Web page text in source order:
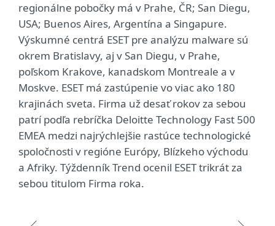
regionálne pobočky má v Prahe, ČR; San Diegu,
USA; Buenos Aires, Argentína a Singapure.
Výskumné centrá ESET pre analýzu malware sú
okrem Bratislavy, aj v San Diegu, v Prahe,
poľskom Krakove, kanadskom Montreale a v
Moskve. ESET má zastúpenie vo viac ako 180
krajinách sveta. Firma už desať rokov za sebou
patrí podľa rebríčka Deloitte Technology Fast 500
EMEA medzi najrýchlejšie rastúce technologické
spoločnosti v regióne Európy, Blízkeho východu
a Afriky. Týždenník Trend ocenil ESET trikrát za
sebou titulom Firma roka.